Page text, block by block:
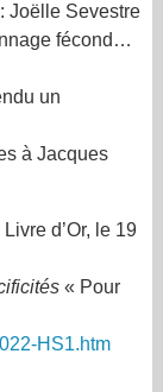
Joëlle Sevestre
fécond…
un
à Jacques
d’Or, le 19
« Pour
HS1.htm